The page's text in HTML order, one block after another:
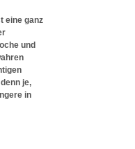
eine ganz
und
je,
in